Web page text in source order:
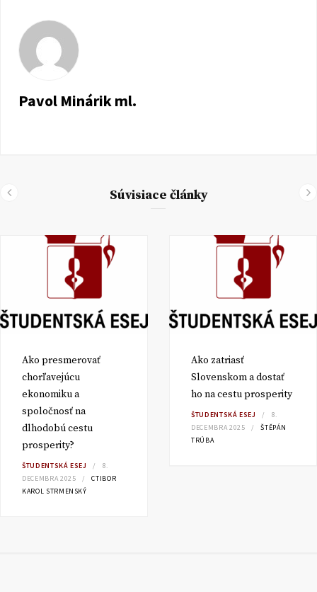
Pavol Minárik ml.
Súvisiace články
Ako presmerovať
chorľavejúcu
ekonomiku a
spoločnosť na
dlhodobú cestu
prosperity?
ŠTUDENTSKÁ ESEJ
8.
DECEMBRA 2025
CTIBOR
KAROL STRMENSKÝ
Ako zatriasť
Slovenskom a dostať
ho na cestu prosperity
ŠTUDENTSKÁ ESEJ
8.
DECEMBRA 2025
ŠTĚPÁN
TRÚBA